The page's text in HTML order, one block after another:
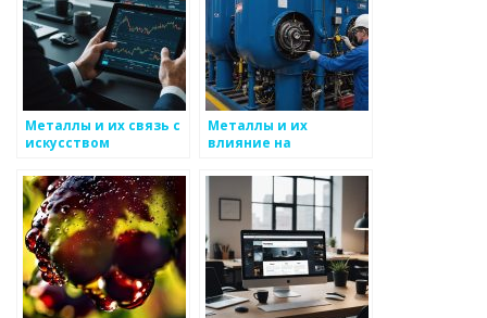
Металлы и их связь с
искусством
Металлы и их
влияние на
процессы